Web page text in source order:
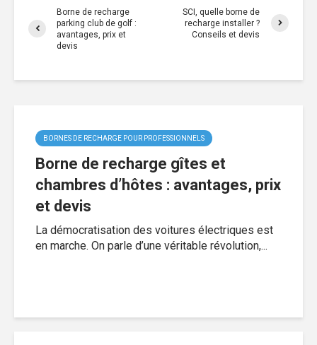
Borne de recharge
parking club de golf :
avantages, prix et
devis
SCI, quelle borne de
recharge installer ?
Conseils et devis
BORNES DE RECHARGE POUR PROFESSIONNELS
Borne de recharge gîtes et
chambres d’hôtes : avantages, prix
et devis
La démocratisation des voitures électriques est
en marche. On parle d’une véritable révolution,...